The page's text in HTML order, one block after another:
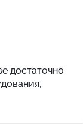
достаточно